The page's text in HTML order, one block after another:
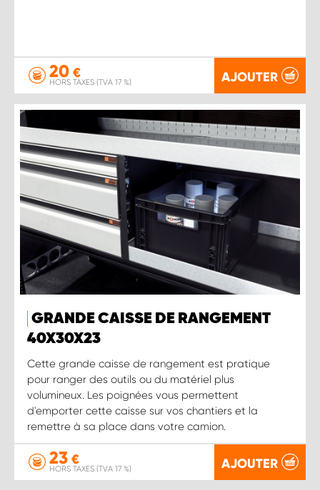
20 €
HORS TAXES (TVA 17 %) AJOUTER
GRANDE CAISSE DE RANGEMENT
40X30X23
Cette grande caisse de rangement est pratique
pour ranger des outils ou du matériel plus
volumineux. Les poignées vous permettent
d'emporter cette caisse sur vos chantiers et la
remettre à sa place dans votre camion.
23 €
HORS TAXES (TVA 17 %) AJOUTER